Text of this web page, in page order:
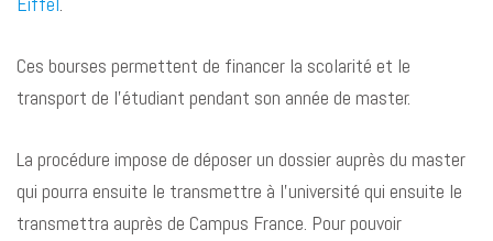
Ces bourses permettent de financer la scolarité et le
transport de l’étudiant pendant son année de master.
La procédure impose de déposer un dossier auprès du master
qui pourra ensuite le transmettre à l’université qui ensuite le
transmettra auprès de Campus France. Pour pouvoir